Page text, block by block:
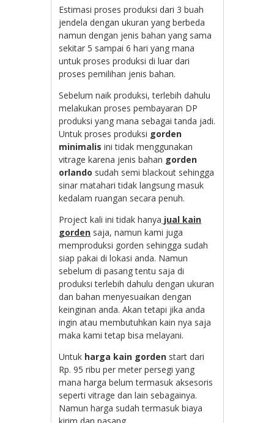
Estimasi proses produksi dari 3 buah
jendela dengan ukuran yang berbeda
namun dengan jenis bahan yang sama
sekitar 5 sampai 6 hari yang mana
untuk proses produksi di luar dari
proses pemilihan jenis bahan.
Sebelum naik produksi, terlebih dahulu
melakukan proses pembayaran DP
produksi yang mana sebagai tanda jadi.
Untuk proses produksi gorden
minimalis ini tidak menggunakan
vitrage karena jenis bahan gorden
orlando sudah semi blackout sehingga
sinar matahari tidak langsung masuk
kedalam ruangan secara penuh.
Project kali ini tidak hanya jual kain
gorden saja, namun kami juga
memproduksi gorden sehingga sudah
siap pakai di lokasi anda. Namun
sebelum di pasang tentu saja di
produksi terlebih dahulu dengan ukuran
dan bahan menyesuaikan dengan
keinginan anda. Akan tetapi jika anda
ingin atau membutuhkan kain nya saja
maka kami tetap bisa melayani.
Untuk harga kain gorden start dari
Rp. 95 ribu per meter persegi yang
mana harga belum termasuk aksesoris
seperti vitrage dan lain sebagainya.
Namun harga sudah termasuk biaya